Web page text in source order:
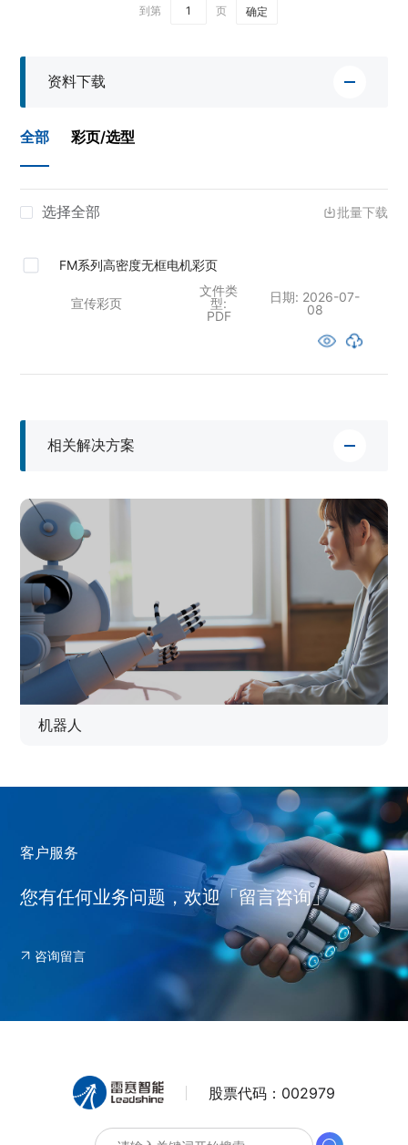
到第 页 确定
资料下载
全部 彩页/选型
选择全部 批量下载
FM系列高密度无框电机彩页
宣传彩页
文件类
型:
PDF
日期: 2026-07-
08
相关解决方案
机器人
客户服务
您有任何业务问题，欢迎「留言咨询」
咨询留言
股票代码： 002979